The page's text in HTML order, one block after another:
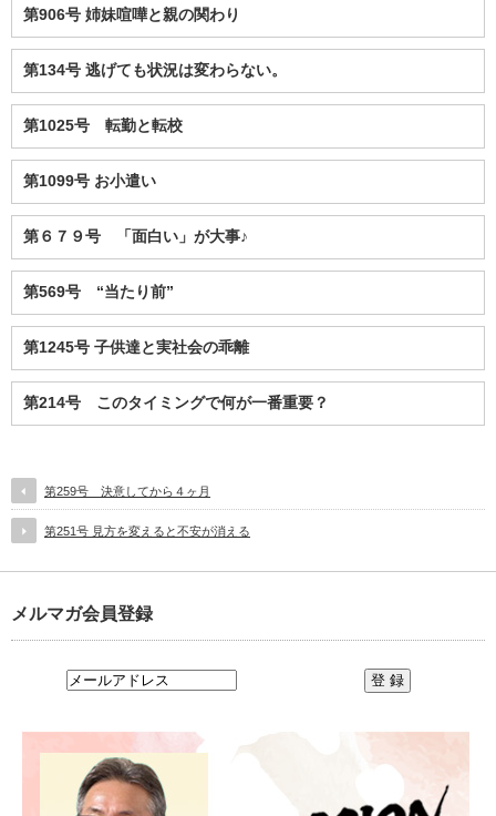
第906号 姉妹喧嘩と親の関わり
第134号 逃げても状況は変わらない。
第1025号 転勤と転校
第1099号 お小遣い
第６７９号 「面白い」が大事♪
第569号 “当たり前”
第1245号 子供達と実社会の乖離
第214号 このタイミングで何が一番重要？
第259号 決意してから４ヶ月
第251号 見方を変えると不安が消える
メルマガ会員登録